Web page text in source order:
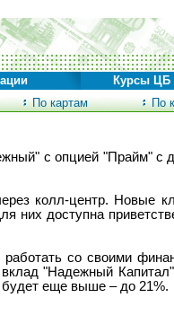
По картам По
Курсы
с опцией "Прайм" с
колл-центр. Новые
них доступна
со своими
"Надежный
еще выше – до 21%.